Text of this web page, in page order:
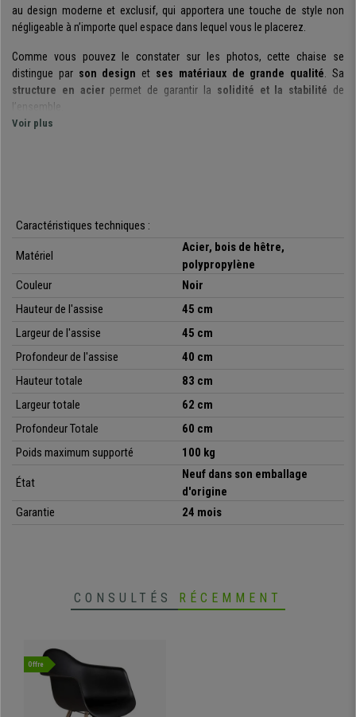
au design moderne et exclusif, qui apportera une touche de style non
négligeable à n’importe quel espace dans lequel vous le placerez.
Comme vous pouvez le constater sur les photos, cette chaise se
distingue par son design et ses matériaux de grande qualité. Sa
structure en acierpermet de garantir la solidité et la stabilité de
l’ensemble.
enveloppe le corps, offrant ainsi un soutien optimal. Les accoudoirs ont
été conçus pour apporter un
maximum de confort.
Pour résumer, nous avons ici un modèle
pour vos réunions, vos évènements ou encore vos conférences. Chez
chaisepro nous vous proposons ce produit au meilleur prix avec le
•Lot de 4 unités
• Bon rapport qualité-prix
• Piétement en bois, très robuste
Grande résistance : structure en acier
• Modèle confortable et design
Voir plus
Caractéristiques techniques :
Matériel
Acier, bois de hêtre,
polypropylène
Couleur
Noir
Hauteur de l'assise
45 cm
Largeur de l'assise
45 cm
Profondeur de l'assise
40 cm
Hauteur totale
83 cm
Largeur totale
62 cm
Profondeur Totale
60 cm
Poids maximum supporté
100 kg
État
Neuf dans son emballage
d'origine
Garantie
24 mois
CONSULTÉS RÉCEMMENT
Offre